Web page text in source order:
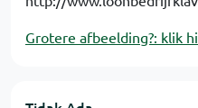
Grotere afbeelding?: klik